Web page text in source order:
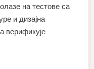
на тестове са
и дизајна
верификује